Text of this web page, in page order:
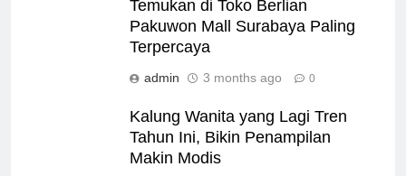
Temukan di Toko Berlian
Pakuwon Mall Surabaya Paling
Terpercaya
admin 3 months ago 0
Kalung Wanita yang Lagi Tren
Tahun Ini, Bikin Penampilan
Makin Modis